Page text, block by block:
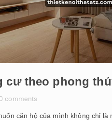
cư theo phong
comments
căn hộ của mình không chỉ